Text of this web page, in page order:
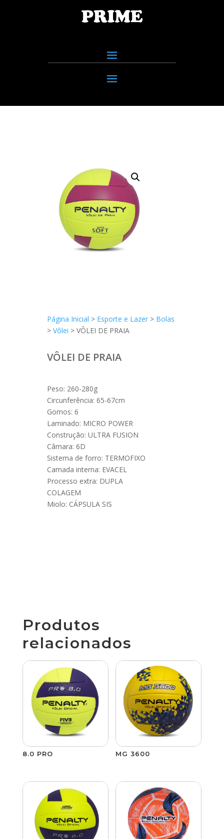
Página Inicial > Esporte e Lazer > Bolas
>Vôlei > VÔLEI DE PRAIA
VÔLEI DE PRAIA
Peso: 260-280g
Circunferência: 65-67cm
Gomos: 6
Laminado: MICRO POWER
Construção: ULTRA FUSION
Câmara: 6D
Sistema de forro: TERMOFIXO
Camada interna: EVACEL
Processo extra: DUPLA
COLAGEM
Miolo: CÁPSULA SIS
Produtos
relacionados
8.0 PRO MG 3600